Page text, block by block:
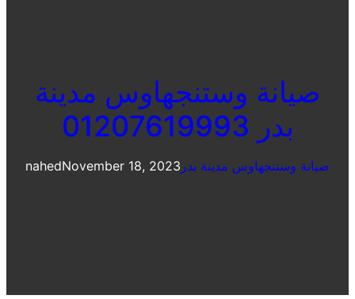
صيانة وستنجهاوس مدينة
بدر 01207619993
nahedNovember 18, 2023 صيانة وستنجهاوس مدينة بدر